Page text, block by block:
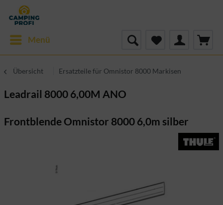
Menü
Übersicht Ersatzteile für Omnistor 8000 Markisen
Leadrail 8000 6,00M ANO
Frontblende Omnistor 8000 6,0m silber